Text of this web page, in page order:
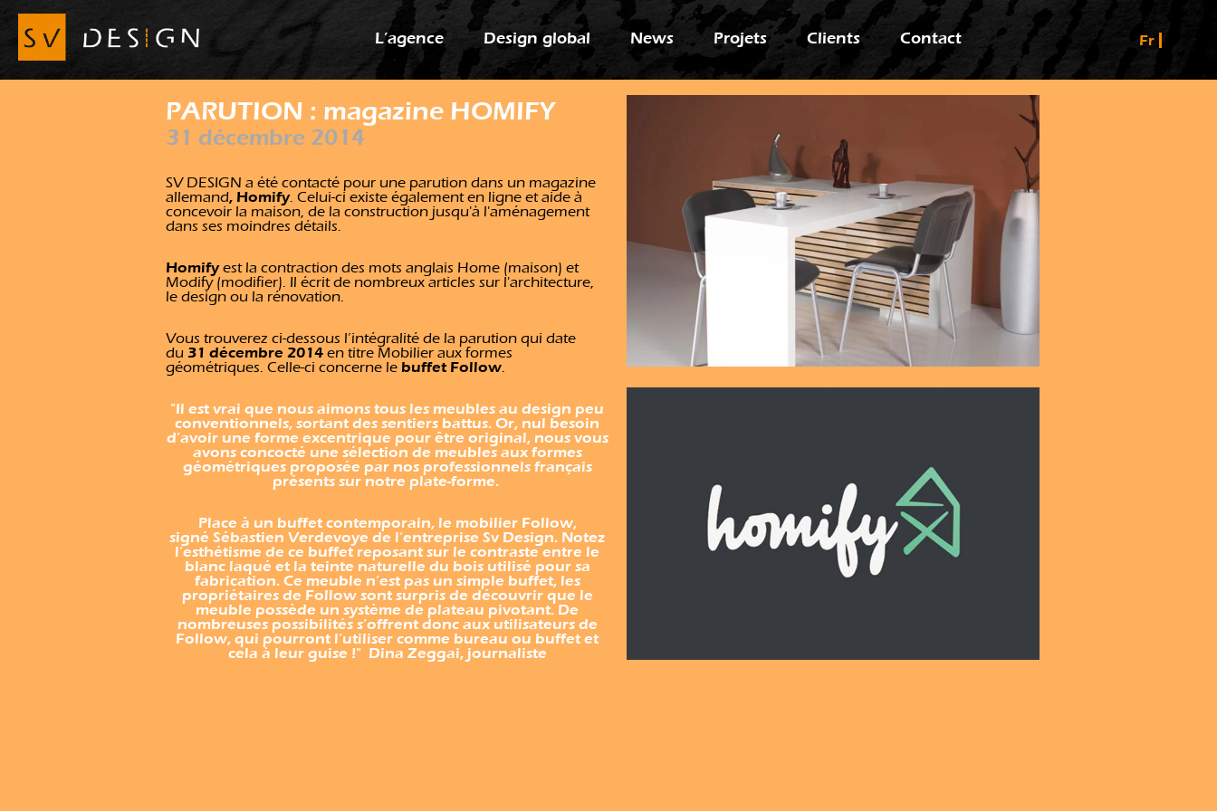
L’agence Design global News Projets Clients Contact Fr
PARUTION : magazine HOMIFY
31 décembre 2014
SV DESIGN a été contacté pour une parution dans un magazine
allemand, Homify. Celui-ci existe également en ligne et aide à
concevoir la maison, de la construction jusqu'à l'aménagement
dans ses moindres détails.
Homifyest la contraction des mots anglais Home (maison) et
Modify (modifier). Il écrit de nombreux articles sur l'architecture,
le design ou la rénovation.
Vous trouverez ci-dessous l’intégralité de la parution qui date
du 31 décembre 2014 en titre Mobilier aux formes
géométriques . Celle-ci concerne le buffet Follow
"Il est vrai que nous aimons tous les meubles au design peu
conventionnels, sortant des sentiers battus. Or, nul besoin
d’avoir une forme excentrique pour être original, nous vous
avons concocté une sélection de meubles aux formes
géométriques proposée par nos professionnels français
présents sur notre plate-forme.
Place à un buffet contemporain, le mobilier Follow,
signé Sébastien Verdevoye de l’entreprise Sv Design. Notez
l’esthétisme de ce buffet reposant sur le contraste entre le
blanc laqué et la teinte naturelle du bois utilisé pour sa
fabrication. Ce meuble n’est pas un simple buffet, les
propriétaires de Follow sont surpris de découvrir que le
meuble possède un système de plateau pivotant. De
nombreuses possibilités s’offrent donc aux utilisateurs de
Follow, qui pourront l’utiliser comme bureau ou buffet et
cela à leur guise !" Dina Zeggai, journaliste